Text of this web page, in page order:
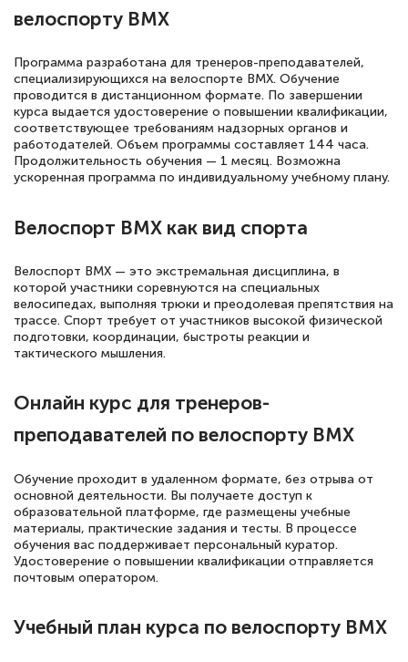
Елена Кравченко
18 марта 2026
Выражаю благодарность за курс
повышения квалификации "Эксперт ЕГЭ по
русскому языку и литературе". Много
полезных материалов помогли
книги, методические рекомендации,
статьи. Времени на подготовку
достаточно. Курс помогает пройти
аттестацию в школе. Спасибо!
Евгения Коротких
Спасибо большое Академии! Грамотное,
вежливое сопровождение! Всё чётко и
понятно! Проходила повышение
квалификации. Ещё раз - СПАСИБО!
велоспорту BMX
Программа разработана для тренеров-преподавателей,
специализирующихся на велоспорте BMX. Обучение
проводится в дистанционном формате. По завершении
курса выдается удостоверение о повышении квалификации,
соответствующее требованиям надзорных органов и
работодателей. Объем программы составляет 144 часа.
Продолжительность обучения — 1 месяц. Возможна
ускоренная программа по индивидуальному учебному плану.
Велоспорт BMX как вид спорта
Велоспорт BMX — это экстремальная дисциплина, в
которой участники соревнуются на специальных
велосипедах, выполняя трюки и преодолевая препятствия на
трассе. Спорт требует от участников высокой физической
подготовки, координации, быстроты реакции и
тактического мышления.
Онлайн курс для тренеров-
преподавателей по велоспорту BMX
Обучение проходит в удаленном формате, без отрыва от
основной деятельности. Вы получаете доступ к
образовательной платформе, где размещены учебные
материалы, практические задания и тесты. В процессе
обучения вас поддерживает персональный куратор.
Удостоверение о повышении квалификации отправляется
почтовым оператором.
Учебный план курса по велоспорту BMX